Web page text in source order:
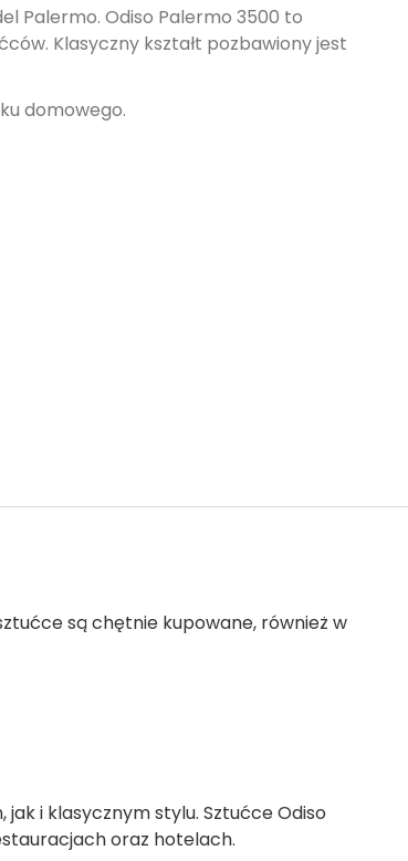
Palermo. Odiso Palermo 3500 to
Klasyczny kształt pozbawiony jest
domowego.
są chętnie kupowane, również w
i klasycznym stylu. Sztućce Odiso
oraz hotelach.